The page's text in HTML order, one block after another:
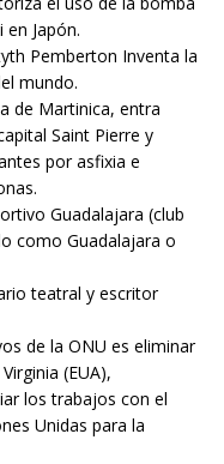
Japón.
Pemberton Inventa la
mundo.
de Martinica, entra
Saint Pierre y
por asfixia e
Guadalajara (club
como Guadalajara o
teatral y escritor
de la ONU es eliminar
(EUA),
los trabajos con el
Unidas para la